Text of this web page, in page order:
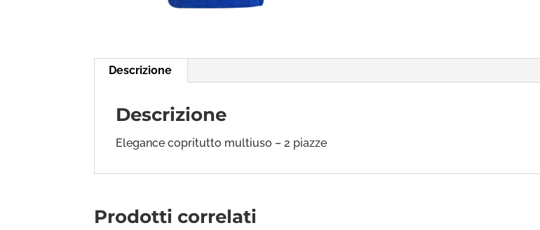
Descrizione
Descrizione
Elegance copritutto multiuso – 2 piazze
Prodotti correlati